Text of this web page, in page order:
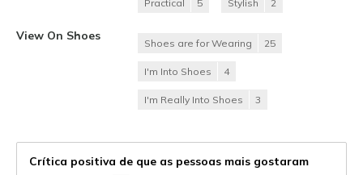
Practical 5 Stylish 2
View On Shoes
Shoes are for Wearing 25
I'm Into Shoes 4
I'm Really Into Shoes 3
Crítica positiva de que as pessoas mais gostaram